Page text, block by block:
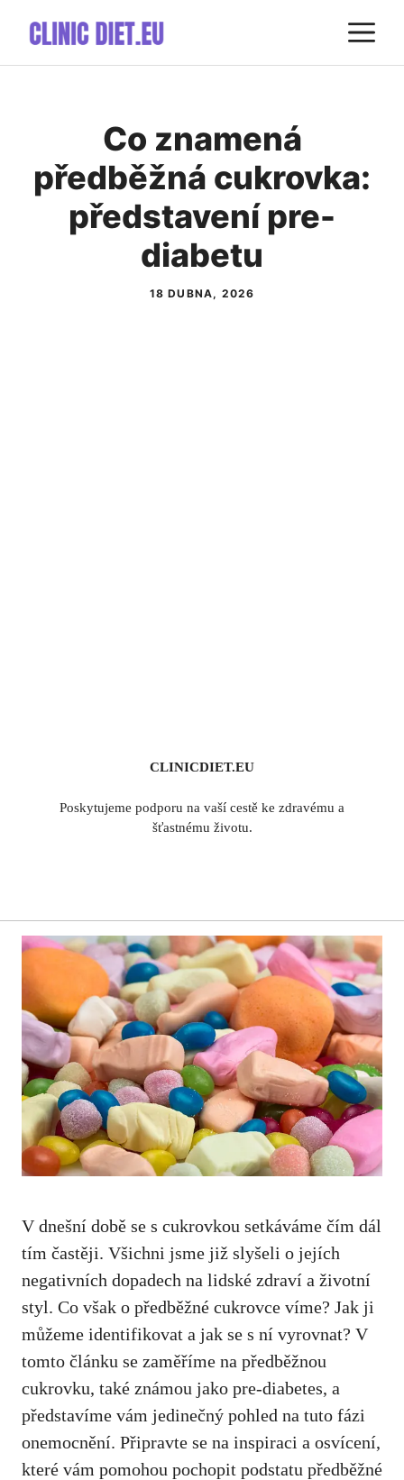
obsah
Co znamená
předběžná cukrovka:
představení pre-
diabetu
18 DUBNA, 2026
CLINICDIET.EU
Poskytujeme podporu na vaší cestě ke zdravému a
šťastnému životu.
⁢V⁣ dnešní době se s‍ cukrovkou setkáváme čím dál
tím častěji. Všichni‌ jsme již slyšeli o jejích
⁢negativních‍ dopadech⁢ na lidské‌ zdraví a životní
styl. Co ‌však o předběžné cukrovce víme? Jak ‍ji‌
můžeme identifikovat a jak se s ní⁣ vyrovnat? V⁣
tomto ⁢článku se zaměříme na ⁢předběžnou
cukrovku, ‌také‍ známou jako ‍pre-diabetes, a
představíme vám jedinečný pohled na tuto fázi
onemocnění. ‍Připravte se na inspiraci a osvícení,
které vám​ pomohou pochopit podstatu předběžné